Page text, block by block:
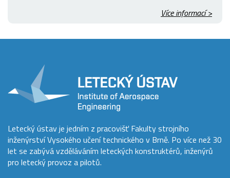
Více informací >
Letecký ústav je jedním z pracovišť Fakulty strojního
inženýrství Vysokého učení technického v Brně. Po více než 30
let se zabývá vzděláváním leteckých konstruktérů, inženýrů
pro letecký provoz a pilotů.